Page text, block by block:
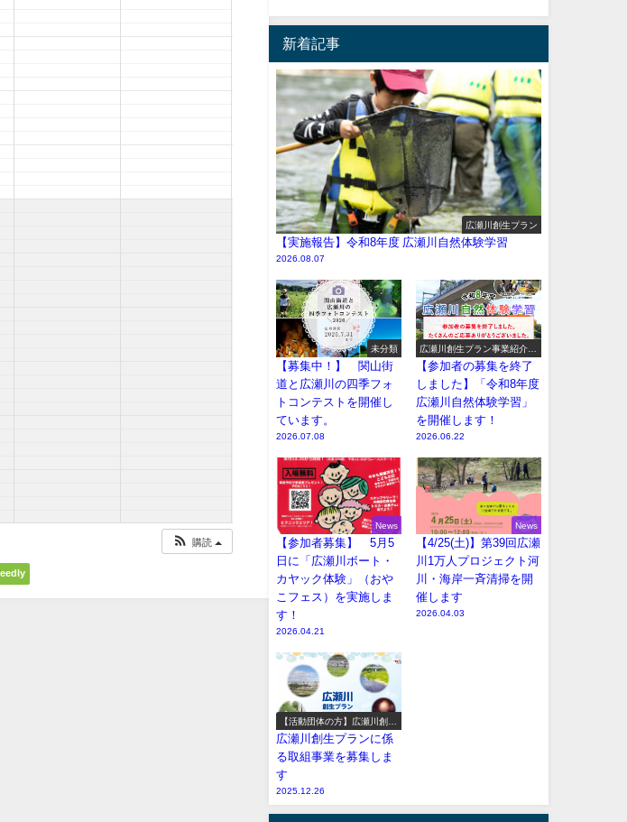
購読
新着記事
広瀬川創生プラン
【実施報告】令和8年度 広瀬川自然体験学習
2026.08.07
未分類
【募集中！】 関山街
道と広瀬川の四季フォ
トコンテストを開催し
ています。
2026.07.08
広瀬川創生プラン事業紹介
（イベント系）
【参加者の募集を終了
しました】「令和8年度
広瀬川自然体験学習」
を開催します！
2026.06.22
News
【参加者募集】 5月5
日に「広瀬川ボート・
カヤック体験」（おや
こフェス）を実施しま
す！
2026.04.21
News
【4/25(土)】第39回広瀬
川1万人プロジェクト河
川・海岸一斉清掃を開
催します
2026.04.03
【活動団体の方】広瀬川創生
プラン参加事業の募集
広瀬川創生プランに係
る取組事業を募集しま
す
2025.12.26